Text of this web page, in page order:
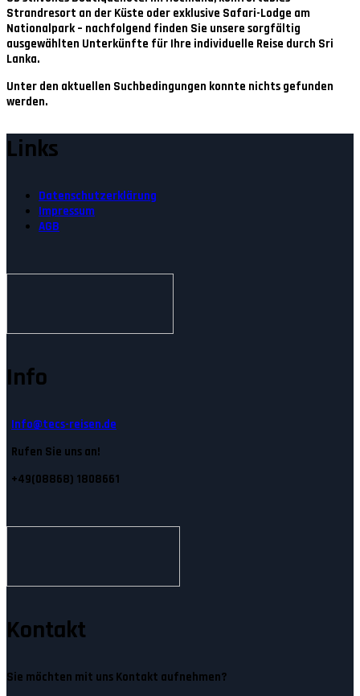
Strandresort an der Küste oder exklusive Safari-Lodge am
Nationalpark – nachfolgend finden Sie unsere sorgfältig
ausgewählten Unterkünfte für Ihre individuelle Reise durch Sri
Lanka.
Unter den aktuellen Suchbedingungen konnte nichts gefunden
werden.
Links
Datenschutzerklärung
Impressum
AGB
Info
Info@tecs-reisen.de
Rufen Sie uns an!
+49(08868) 1808661
Kontakt
Sie möchten mit uns Kontakt aufnehmen?